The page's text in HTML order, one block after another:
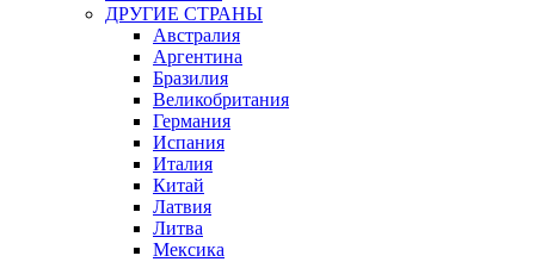
ДРУГИЕ СТРАНЫ
Австралия
Аргентина
Бразилия
Великобритания
Германия
Испания
Италия
Китай
Латвия
Литва
Мексика